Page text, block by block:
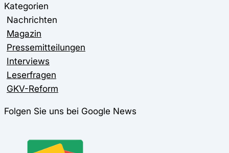
Kategorien
Nachrichten
Magazin
Pressemitteilungen
Interviews
Leserfragen
GKV-Reform
Folgen Sie uns bei Google News